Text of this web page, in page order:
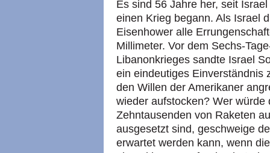
Es sind 56 Jahre her, seit
einen Krieg begann. Als Israel
Eisenhower alle
Millimeter. Vor dem Sechs-
Libanonkrieges sandte Israel
ein eindeutiges Einverständnis
den Willen der Amerikaner
wieder aufstocken? Wer
Zehntausenden von Raketen
ausgesetzt sind, geschweige
erwartet werden kann, wenn